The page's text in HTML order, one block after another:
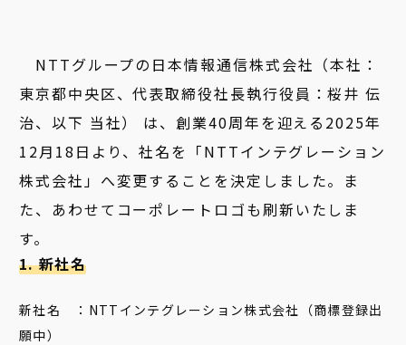
NTTグループの日本情報通信株式会社（本社：
東京都中央区、代表取締役社長執行役員：桜井 伝
治、以下 当社） は、創業40周年を迎える2025年
12月18日より、社名を「NTTインテグレーション
株式会社」へ変更することを決定しました。ま
た、あわせてコーポレートロゴも刷新いたしま
す。
1. 新社名
新社名 ：NTTインテグレーション株式会社（商標登録出
願中）